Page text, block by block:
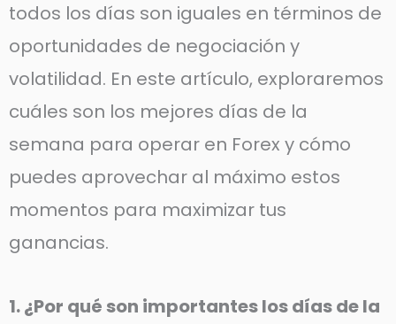
todos los días son iguales en términos de
oportunidades de negociación y
volatilidad. En este artículo, exploraremos
cuáles son los mejores días de la
semana para operar en Forex y cómo
puedes aprovechar al máximo estos
momentos para maximizar tus
ganancias.
1. ¿Por qué son importantes los días de la